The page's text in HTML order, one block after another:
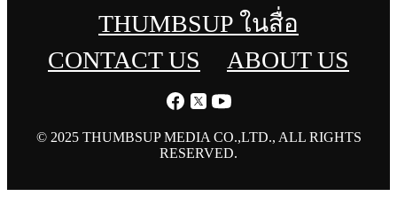
THUMBSUP ในสื่อ
CONTACT US
ABOUT US
© 2025 THUMBSUP MEDIA CO.,LTD., ALL RIGHTS
RESERVED.